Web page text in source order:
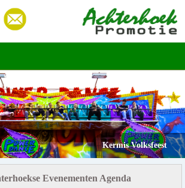
Kermis Volksfeest
Evenementen Agenda